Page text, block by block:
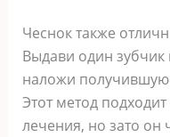
Чеснок также
Выдави один зубчик
наложи
Этот метод
лечения, но зато он